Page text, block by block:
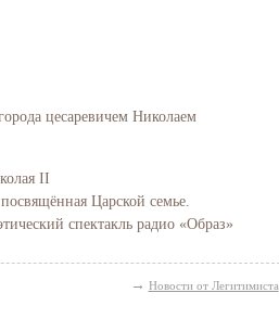
цесаревичем Николаем
II
Царской семье.
спектакль радио «Образ»
→ Новости от Легитимиста